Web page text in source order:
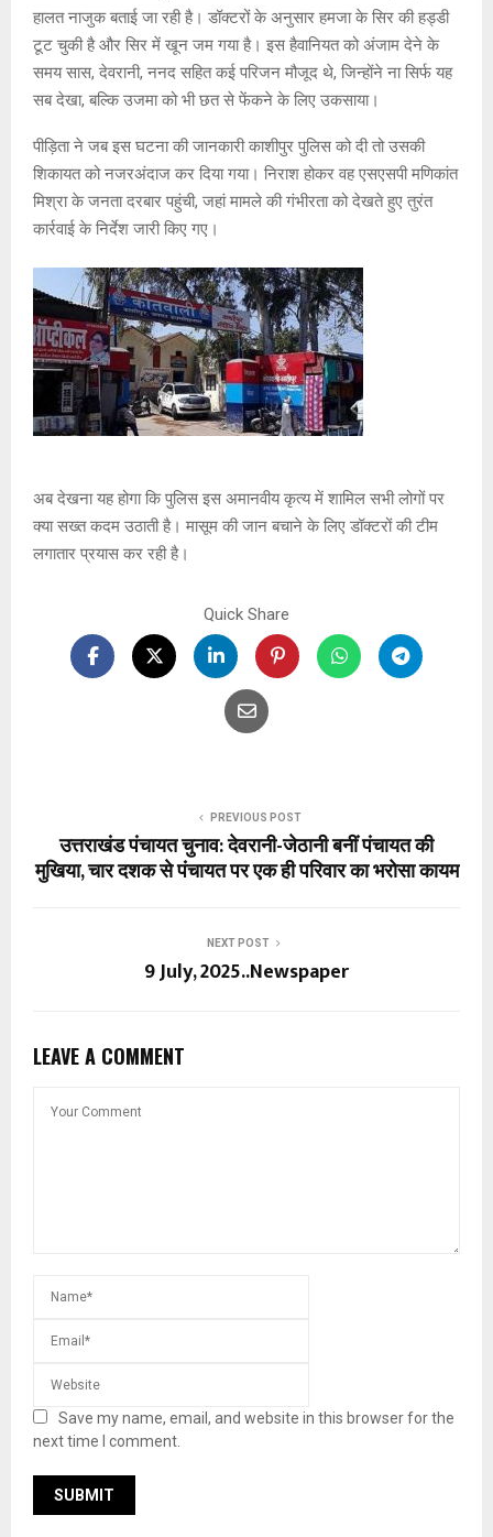
हालत नाजुक बताई जा रही है। डॉक्टरों के अनुसार हमजा के सिर की हड्डी
टूट चुकी है और सिर में खून जम गया है। इस हैवानियत को अंजाम देने के
समय सास, देवरानी, ननद सहित कई परिजन मौजूद थे, जिन्होंने ना सिर्फ यह
सब देखा, बल्कि उजमा को भी छत से फेंकने के लिए उकसाया।
पीड़िता ने जब इस घटना की जानकारी काशीपुर पुलिस को दी तो उसकी
शिकायत को नजरअंदाज कर दिया गया। निराश होकर वह एसएसपी मणिकांत
मिश्रा के जनता दरबार पहुंची, जहां मामले की गंभीरता को देखते हुए तुरंत
कार्रवाई के निर्देश जारी किए गए।
अब देखना यह होगा कि पुलिस इस अमानवीय कृत्य में शामिल सभी लोगों पर
क्या सख्त कदम उठाती है। मासूम की जान बचाने के लिए डॉक्टरों की टीम
लगातार प्रयास कर रही है।
Quick Share
PREVIOUS POST
उत्तराखंड पंचायत चुनाव: देवरानी-जेठानी बनीं पंचायत की
मुखिया, चार दशक से पंचायत पर एक ही परिवार का भरोसा कायम
NEXT POST
9 July, 2025..Newspaper
LEAVE A COMMENT
Save my name, email, and website in this browser for the
next time I comment.